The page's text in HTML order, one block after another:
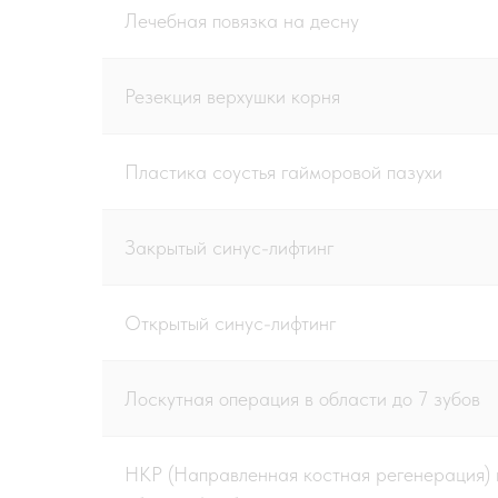
Лечебная повязка на десну
Резекция верхушки корня
Пластика соустья гайморовой пазухи
Закрытый синус-лифтинг
Открытый синус-лифтинг
Лоскутная операция в области до 7 зубов
НКР (Направленная костная регенерация)